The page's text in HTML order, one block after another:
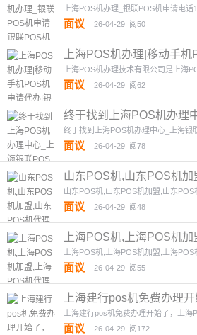
办理安装1图
上海POS机办理_银联POS机申请电
面议 26-04-29 阅50
上海POS机办理|移动手
POS机安装 1图
上海POS机办理技术有限公司是上海
面议 26-04-29 阅62
终于找到上海POS机办理
机1图
终于找到上海POS机办理中心_上海银
面议 26-04-29 阅78
山东POS机,山东POS机
图
山东POS机,山东POS机加盟,山东
面议 26-04-29 阅48
上海POS机,上海POS机
海POS机1图
上海POS机,上海POS机加盟,上海
面议 26-04-29 阅55
上海建行pos机免费办理
中心1图
上海建行pos机免费办理开始了，上海
面议 26-04-29 阅172